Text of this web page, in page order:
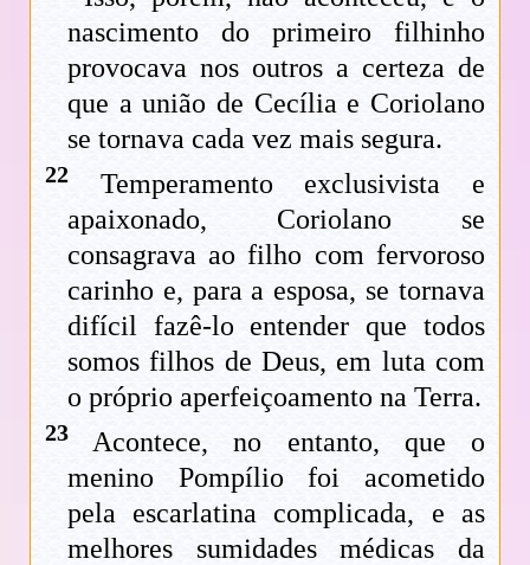
nascimento do primeiro filhinho
provocava nos outros a certeza de
que a união de Cecília e Coriolano
se tornava cada vez mais segura.
22 Temperamento exclusivista e
apaixonado, Coriolano se
consagrava ao filho com fervoroso
carinho e, para a esposa, se tornava
difícil fazê-lo entender que todos
somos filhos de Deus, em luta com
o próprio aperfeiçoamento na Terra.
23 Acontece, no entanto, que o
menino Pompílio foi acometido
pela escarlatina complicada, e as
melhores sumidades médicas da